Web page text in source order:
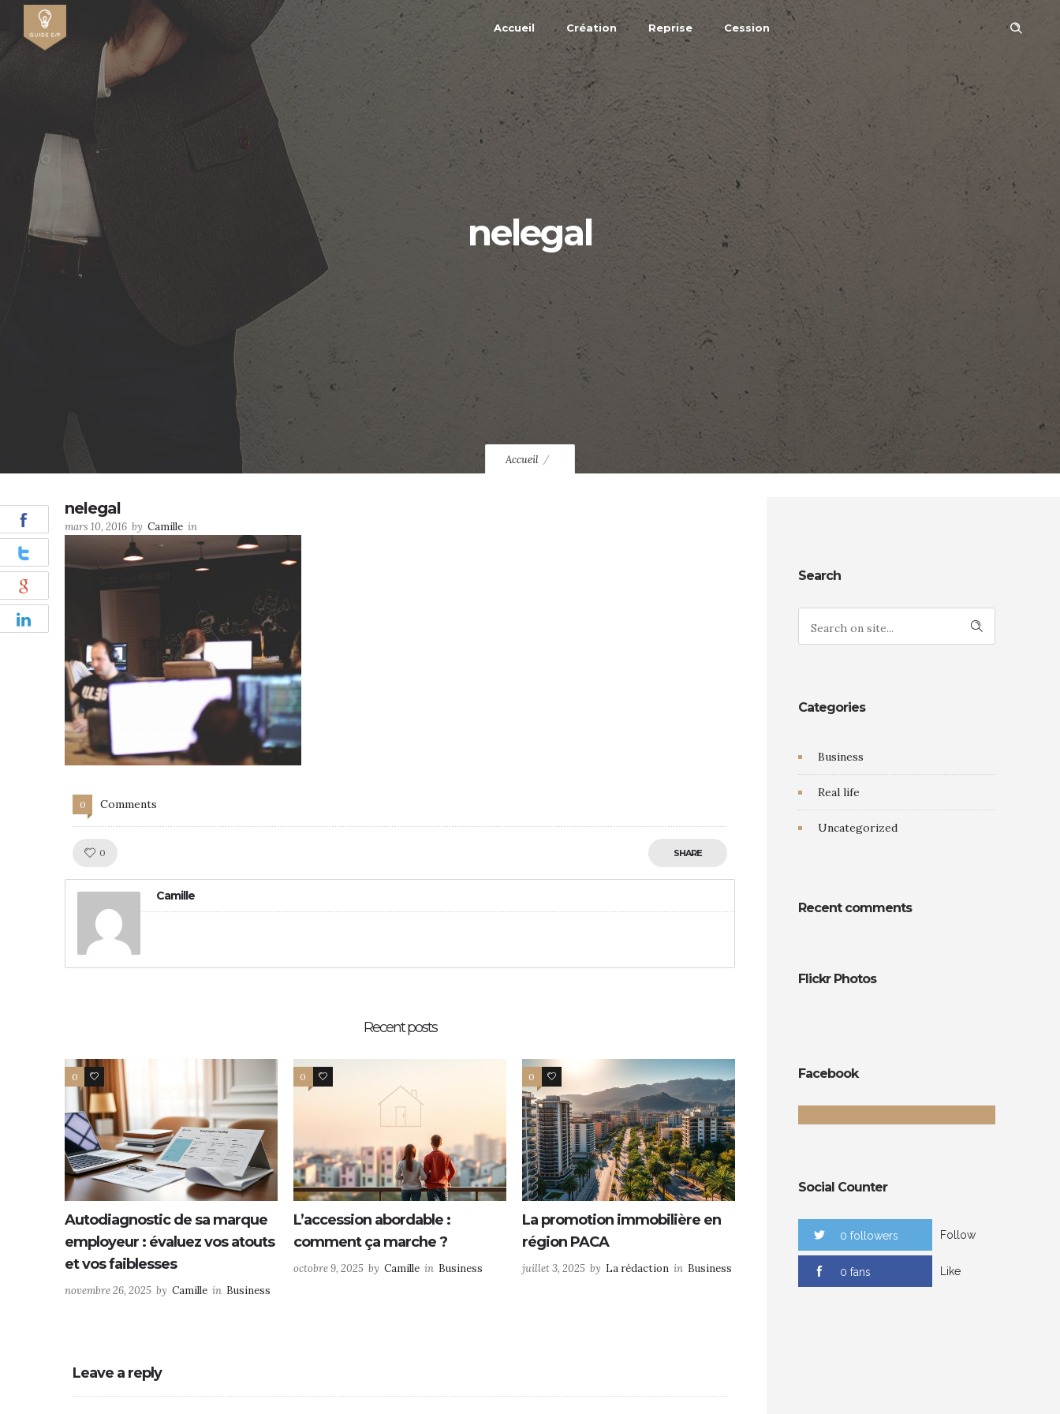
Accueil Création Reprise Cession
nelegal
Accueil
nelegal
mars 10, 2016 by Camille in
0 Comments
0 SHARE
Camille
Recent posts
0 0
Autodiagnostic de sa marque
employeur : évaluez vos atouts
et vos faiblesses
novembre 26, 2025 by Camille in Business
0 0
L’accession abordable :
comment ça marche ?
octobre 9, 2025 by Camille in Business
0 0
La promotion immobilière en
région PACA
juillet 3, 2025 by La rédaction in Business
Leave a reply
Search
Categories
Business
Real life
Uncategorized
Recent comments
Flickr Photos
Facebook
Social Counter
0 followers Follow
0 fans Like